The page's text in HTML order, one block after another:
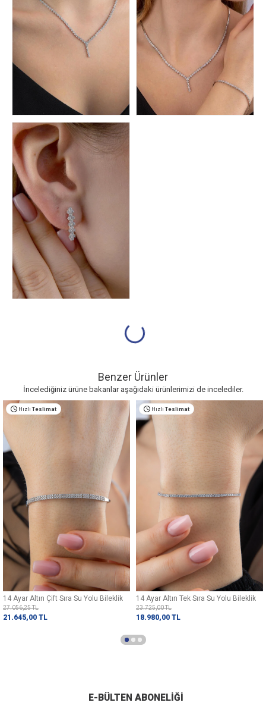
Benzer Ürünler
İncelediğiniz ürüne bakanlar aşağıdaki ürünlerimizi de incelediler.
Hızlı Teslimat
14 Ayar Altın Çift Sıra Su Yolu Bileklik
27.056,25TL
21.645,00 TL
Hızlı Teslimat
14 Ayar Altın Tek Sıra Su Yolu Bileklik
23.725,00TL
18.980,00 TL
E-BÜLTEN ABONELIĞI